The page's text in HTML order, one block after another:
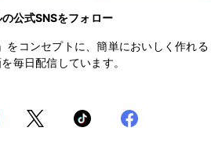
公式SNSをフォロー
をコンセプトに、簡単においしく作れる
毎日配信しています。